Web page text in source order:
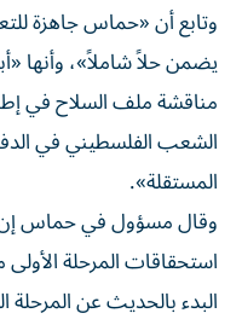
وتابع أن «حماس جاهزة
يضمن حلاً شاملاً»، وأنها
مناقشة ملف السلاح في
الشعب الفلسطيني في
المستقلة».
وقال مسؤول في حماس إن
استحقاقات المرحلة
البدء بالحديث عن المرحلة